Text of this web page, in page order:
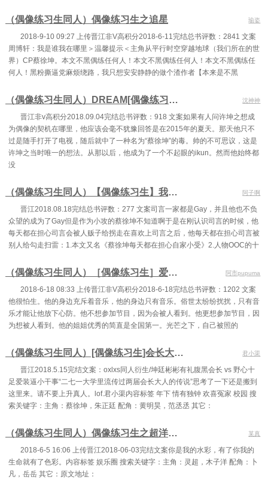
第43集 Fan Club 第44集 聚焦Bigbang 第45集 KARA
第46集 十大特征 第47集 CP大配对（上） 第48集 CP大配对（下）
第52集 女舍男生 第53集 反转 第54集 受害者（上）
第58集 万元的幸福（三） 第59集 女校男生 第60集 万元的幸福（四）
第67集 郑秀晶 第68集 无题 第69集 内衣少女
第70集 郑秀妍的眼泪（上） 第71集 郑秀妍的眼泪（中） 第72集 郑秀妍的眼泪（下）
第76集 封面照战争 第77集 疯狂签售 第78集 乱点鸳鸯谱
第82集 MKMF（上） 第83集 MKMF（中） 第84集 MKMF（下）
第85集 第二回合 第86集 挖角 第87集 双面龙至言（上）
第88集 双面龙至言（中） 第89集 双面龙至言（下） 第90集 拿砖头的红领巾
第91集 校园突袭（上） 第92集 校园突袭（中） 第93集 校园突袭（下）
第97集 眉来眼去的友情 第98集 金太软 第99集 不眠夜（上）
第100集 不眠夜（中） 第101集 不眠夜（下） 第102集 有悬念的亲吻（上）
（偶像练习生同人）偶像练习生之追星 瑜姿
2018-9-10 09:27 上传晋江非V高积分2018-6-11完结总书评数：2841 文案
周博轩：我是谁我在哪里＞温馨提示＜主角从平行时空穿越地球（我们所在的世
界）CP蔡徐坤。本文不黑偶练任何人！本文不黑偶练任何人！本文不黑偶练任
何人！黑粉撕逼党麻烦绕路，我只想安安静静的做个渣作者【本来是不黑
（偶像练习生同人）DREAM[偶像练习生/蔡徐坤] 沈神神
晋江非v高积分2018.09.04完结总书评数：918 文案如果有人问许坤之想成
为偶像的契机在哪里，他应该会毫不犹豫回答是在2015年的夏天。那天他只不
过是随手打开了电视，随后就中了一种名为“蔡徐坤”的毒。帅的不可思议，这是
许坤之当时唯一的想法。从那以后，他成为了一个不起眼的ikun。然而他始终都
没
（偶像练习生同人）【偶像练习生】我全家都是Gay 阿子啊
晋江2018.08.18完结总书评数：277 文案司言一家都是Gay，并且他也不负
众望的成为了Gay但是作为小攻的蔡徐坤不知道啊于是在刚认识司言的时候，他
每天都在担心司言会被人贩子给拐走在喜欢上司言之后，他每天都在担心司言被
别人给勾走扫雷：1.本文又名《蔡徐坤每天都在担心自家小受》2.人物OOC的十
（偶像练习生同人）［偶像练习生］爱福西西与猫 阿市pupuma
2018-6-18 08:33 上传晋江非V高积分2018-6-18完结总书评数：1202 文案
他很怕生。他的身边充斥着音乐，他的身边只有音乐。俗世太纷纷扰扰，只有音
乐才能让他放下心防。他不想参加节目，因为会被人看到。他更想参加节目，因
为想被人看到。他的姐姐优秀的简直是全国第一。光芒之下，自己被照的
（偶像练习生同人）[偶像练习生]会长大人从了我 君小渠
晋江2018.5.15完结文案：oxlxs同人衍生/坤廷彬彬有礼腹黑会长 vs 野心十
足爱装逼小干事“二七一大学里流传过两届会长大人的传说”思考了一下还是搬到
这里来。请不要上升真人。lof.君小渠内容标签 年下 情有独钟 欢喜冤家 校园 搜
索关键字：主角：蔡徐坤，朱正廷 配角：黄明昊，范丞丞 其它：
（偶像练习生同人）偶像练习生之超洋气（木子洋x灵超） 某真
2018-6-5 16:06 上传晋江2018-06-03完结文案你是我的水彩，有了你我的
生命就有了色彩。内容标签 娱乐圈 搜索关键字：主角：灵超，木子洋 配角：卜
凡，岳岳 其它：原文地址：